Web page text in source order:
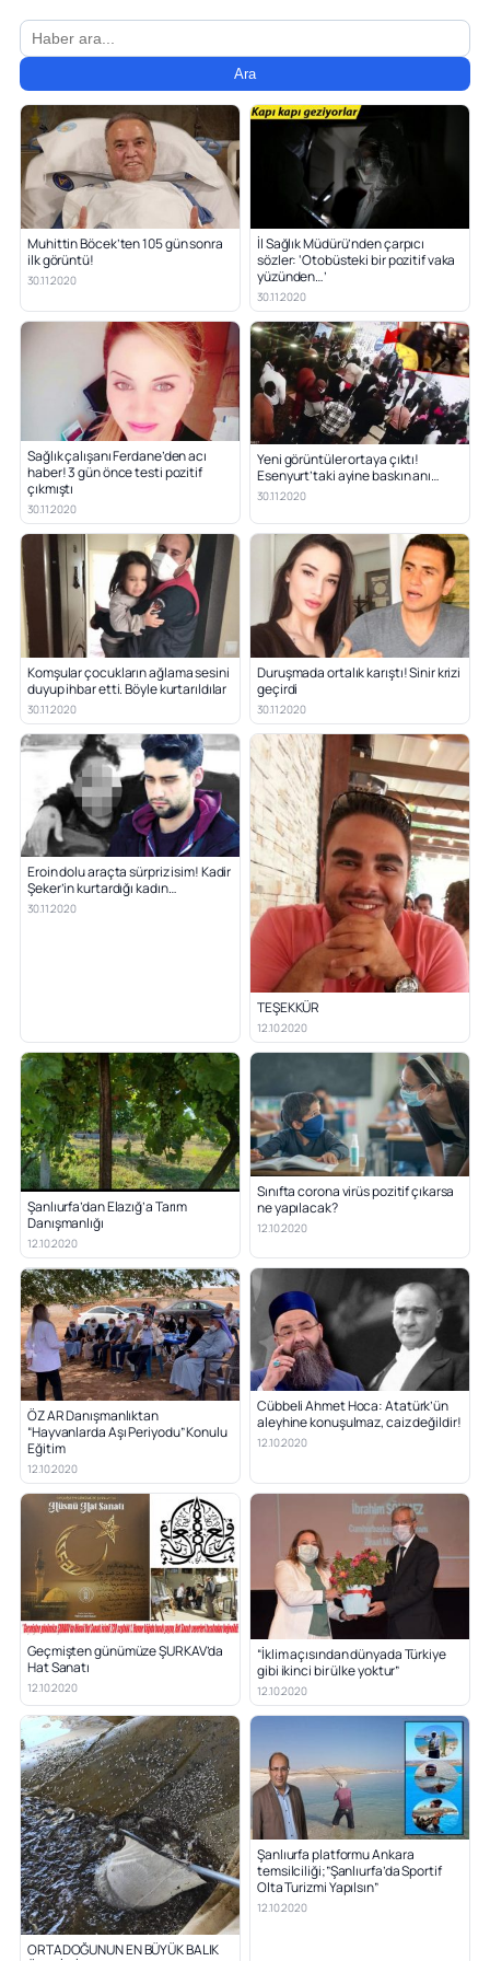
Ara
Muhittin Böcek’ten 105 gün sonra
ilk görüntü!
30.11.2020
İl Sağlık Müdürü’nden çarpıcı
sözler: ‘Otobüsteki bir pozitif vaka
yüzünden…’
30.11.2020
Sağlık çalışanı Ferdane’den acı
haber! 3 gün önce testi pozitif
çıkmıştı
30.11.2020
Yeni görüntüler ortaya çıktı!
Esenyurt’taki ayine baskın anı…
30.11.2020
Komşular çocukların ağlama sesini
duyup ihbar etti. Böyle kurtarıldılar
30.11.2020
Duruşmada ortalık karıştı! Sinir krizi
geçirdi
30.11.2020
Eroin dolu araçta sürpriz isim! Kadir
Şeker’in kurtardığı kadın…
30.11.2020
TEŞEKKÜR
12.10.2020
Şanlıurfa’dan Elazığ’a Tarım
Danışmanlığı
12.10.2020
Sınıfta corona virüs pozitif çıkarsa
ne yapılacak?
12.10.2020
ÖZ AR Danışmanlıktan
“Hayvanlarda Aşı Periyodu” Konulu
Eğitim
12.10.2020
Cübbeli Ahmet Hoca: Atatürk’ün
aleyhine konuşulmaz, caiz değildir!
12.10.2020
Geçmişten günümüze ŞURKAV’da
Hat Sanatı
12.10.2020
“İklim açısından dünyada Türkiye
gibi ikinci bir ülke yoktur”
12.10.2020
ORTADOĞUNUN EN BÜYÜK BALIK
Şanlıurfa platformu Ankara
temsilciliği;”Şanlıurfa’da Sportif
Olta Turizmi Yapılsın”
12.10.2020